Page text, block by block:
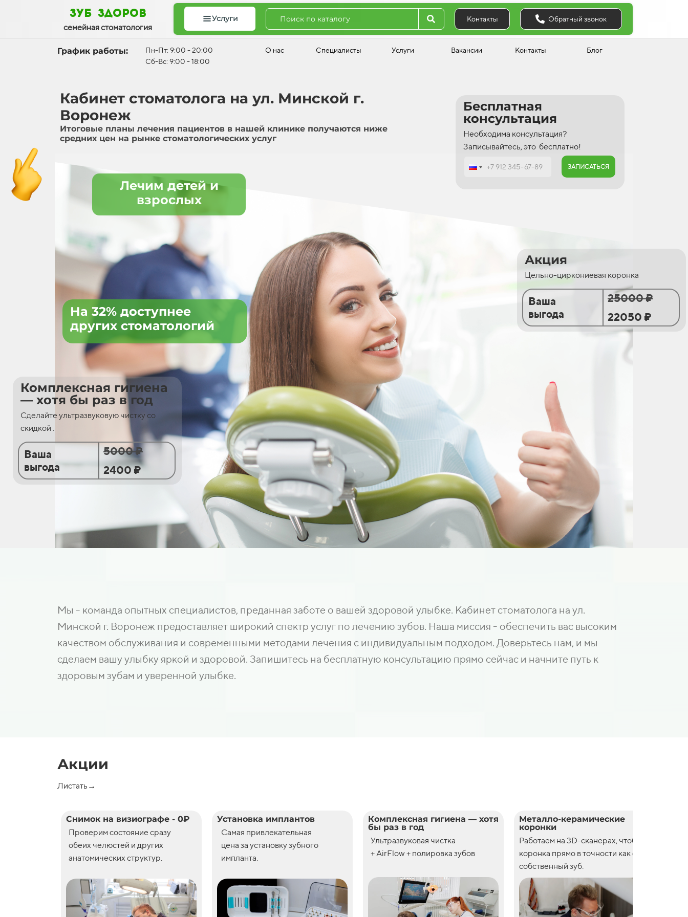
зуб здоров
семейная стоматология
Услуги Контакты Обратный звонок
График работы:
Пн-Пт: 9:00 - 20:00
Сб-Вс: 9:00 - 18:00
О нас Специалисты Услуги Вакансии Контакты Блог
Бесплатная
консультация
Необходима консультация?
Записывайтесь, это бесплатно!
ЗАПИСАТЬСЯ
Акция
Цельно-циркониевая коронка
Ваша
выгода
25000 ₽
22050 ₽
Комплексная гигиена
— хотя бы раз в год
Сделайте ультразвуковую чистку со
скидкой .
Ваша
выгода
5000 ₽
2400 ₽
Лечим детей и
взрослых
Кабинет стоматолога на ул. Минской г.
Воронеж
Итоговые планы лечения пациентов в нашей клинике получаются ниже
средних цен на рынке стоматологических услуг
На 32% доступнее
других стоматологий
Мы - команда опытных специалистов, преданная заботе о вашей здоровой улыбке. Кабинет стоматолога на ул.
Минской г. Воронеж предоставляет широкий спектр услуг по лечению зубов. Наша миссия - обеспечить вас высоким
качеством обслуживания и современными методами лечения с индивидуальным подходом. Доверьтесь нам, и мы
сделаем вашу улыбку яркой и здоровой. Запишитесь на бесплатную консультацию прямо сейчас и начните путь к
здоровым зубам и уверенной улыбке.
Акции
Листать→
Снимок на визиографе - 0₽
Проверим состояние сразу
обеих челюстей и других
анатомических структур.
Установка имплантов
Самая привлекательная
цена за установкузубного
импланта.
Комплексная гигиена — хотя
бы раз в год
Ультразвуковая чистка
+ AirFlow + полировка зубов
Металло-керамические
коронки
Работаем на 3D-сканерах, чтобы
коронка прямо в точности как свой
собственный зуб.